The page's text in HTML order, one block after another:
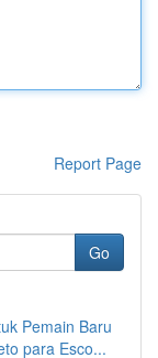
Report Page
Go
Pemain Baru
para Esco...